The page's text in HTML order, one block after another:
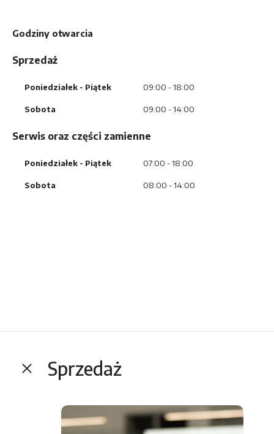
Godziny otwarcia
Sprzedaż
Poniedziałek - Piątek 09:00 - 18:00
Sobota 09:00 - 14:00
Serwis oraz części zamienne
Poniedziałek - Piątek 07:00 - 18:00
Sobota 08:00 - 14:00
Sprzedaż